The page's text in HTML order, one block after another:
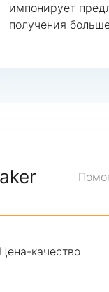
импонирует
получения
Цена-качество